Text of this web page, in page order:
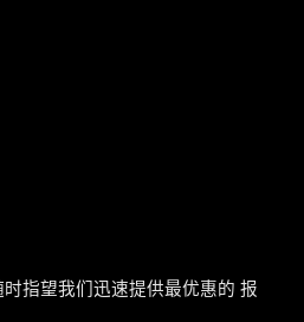
指望我们迅速提供最优惠的 报